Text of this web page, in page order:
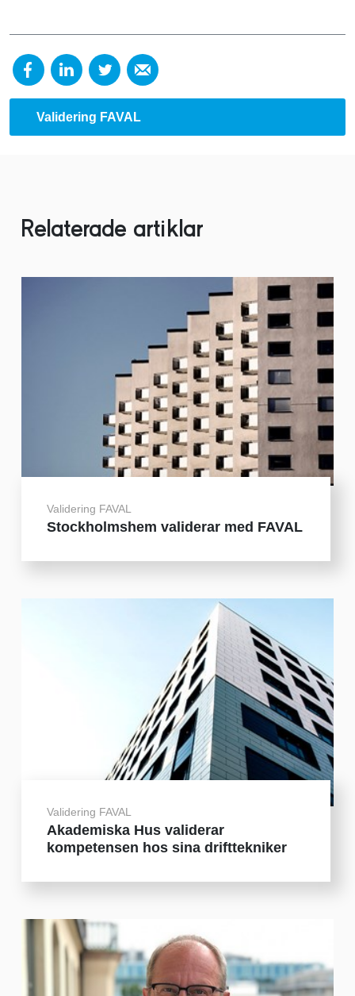
Validering FAVAL
Relaterade artiklar
Validering FAVAL
Stockholmshem validerar med FAVAL
Validering FAVAL
Akademiska Hus validerar
kompetensen hos sina drifttekniker